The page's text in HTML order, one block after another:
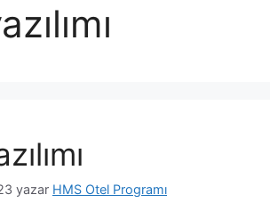
yazar HMS Otel Programı